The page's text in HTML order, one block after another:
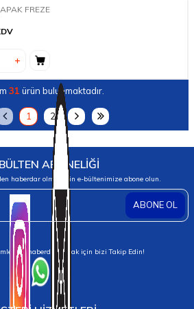
FREZE
31 ürün bulunmaktadır.
1 2
ABONELİĞİ
haberdar olmak için e-bültenimize abone olun.
ABONE OL
haberdar olmak için bizi Takip Edin!